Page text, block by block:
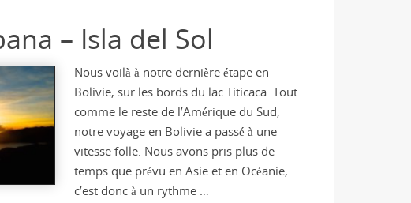
– Isla del Sol
Nous voilà à notre dernière étape en
Bolivie, sur les bords du lac Titicaca. Tout
comme le reste de l’Amérique du Sud,
notre voyage en Bolivie a passé à une
vitesse folle. Nous avons pris plus de
temps que prévu en Asie et en Océanie,
c’est donc à un rythme …